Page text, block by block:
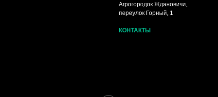
Агрогородок Ждановичи,
переулок Горный, 1
КОНТАКТЫ